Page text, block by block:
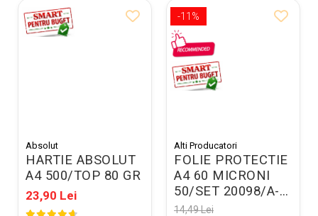
Absolut
HARTIE ABSOLUT
A4 500/TOP 80 GR
23,90 Lei
-11%
Alti Producatori
FOLIE PROTECTIE
A4 60 MICRONI
50/SET 20098/A-
promo
14,49 Lei